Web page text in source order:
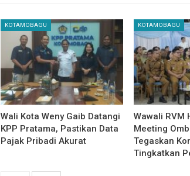
KOTAMOBAGU
Wali Kota Weny Gaib Datangi
KPP Pratama, Pastikan Data
Pajak Pribadi Akurat
KOTAMOBAGU
Wawali RVM
Meeting
Tegaskan
Tingkatkan